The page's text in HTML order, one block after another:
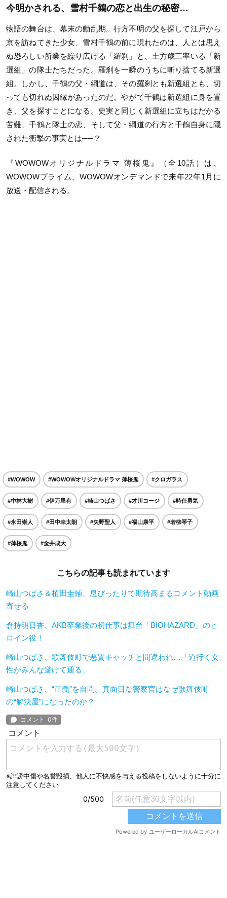
今明かされる、雪村千鶴の恋と出生の秘密…
物語の舞台は、幕末の動乱期。行方不明の父を探して江戸から
京を訪ねてきた少女、雪村千鶴の前に現れたのは、人とは思え
ぬ恐ろしい所業を繰り広げる「羅刹」と、土方歳三率いる「新
選組」の隊士たちだった。羅刹を一瞬のうちに斬り捨てる新選
組。しかし、千鶴の父・綱道は、その羅刹とも新選組とも、切
っても切れぬ因縁があったのだ。やがて千鶴は新選組に身を置
き、父を探すことになる。史実と同じく新選組に立ちはだかる
苦難、千鶴と隊士の恋、そして父・綱道の行方と千鶴自身に隠
された衝撃の事実とは──？
『WOWOWオリジナルドラマ 薄桜鬼』（全10話）は、
WOWOWプライム、WOWOWオンデマンドで来年22年1月に
放送・配信される。
#WOWOW #WOWOWオリジナルドラマ 薄桜鬼 #クロガラス
#中林大樹 #伊万里有 #崎山つばさ #才川コージ #時任勇気
#永田崇人 #田中幸太朗 #矢野聖人 #福山康平 #若柳琴子
#薄桜鬼 #金井成大
こちらの記事も読まれています
崎山つばさ＆植田圭輔、息ぴったりで期待高まるコメント動画
寄せる
倉持明日香、AKB卒業後の初仕事は舞台「BIOHAZARD」のヒ
ロイン役！
崎山つばさ、歌舞伎町で悪質キャッチと間違われ…「道行く女
性がみんな避けて通る」
崎山つばさ、“正義”を自問。真面目な警察官はなぜ歌舞伎町
の“解決屋”になったのか？